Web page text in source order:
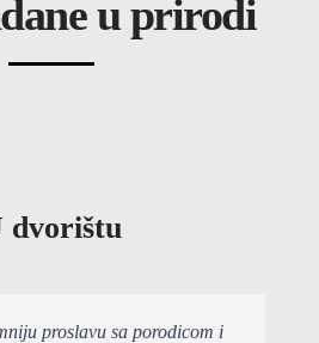
u prirodi
dvorištu
proslavu sa porodicom i